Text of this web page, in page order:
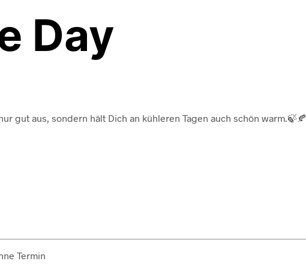
Day
gut aus, sondern hält Dich an kühleren Tagen auch schön warm.🍃🍂
Termin